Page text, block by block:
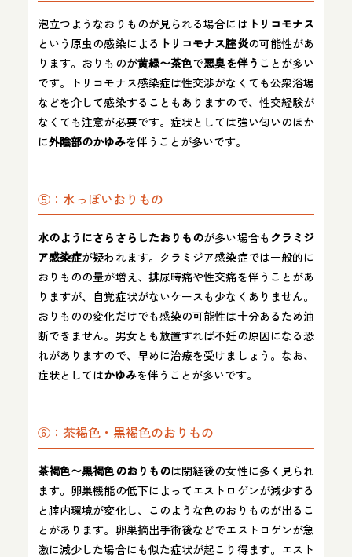
泡立つようなおりものが見られる場合には トリコモナス
という原虫の感染による トリコモナス腟炎の可能性があ
ります。おりものが黄緑〜茶色で悪臭を伴う ことが多い
です。トリコモナス感染症は性交渉がなくても公衆浴場
などを介して感染することもありますので、性交経験が
なくても注意が必要です。症状としては強い匂いのほか
に外陰部のかゆみを伴うことが多いです。
⑤：水っぽいおりもの
水のようにさらさらしたおりものが多い場合も クラミジ
ア感染症が疑われます。クラミジア感染症では一般的に
おりものの量が増え、排尿時痛や性交痛を伴うことがあ
りますが、自覚症状がないケースも少なくありません。
おりものの変化だけでも感染の可能性は十分あるため油
断できません。男女とも放置すれば不妊の原因になる恐
れがありますので、早めに治療を受けましょう。なお、
症状としてはかゆみを伴うことが多いです。
⑥：茶褐色・黒褐色のおりもの
茶褐色〜黒褐色のおりものは閉経後の女性に多く見られ
ます。卵巣機能の低下によってエストロゲンが減少する
と腟内環境が変化し、このような色のおりものが出るこ
とがあります。卵巣摘出手術後などでエストロゲンが急
激に減少した場合にも似た症状が起こり得ます。エスト